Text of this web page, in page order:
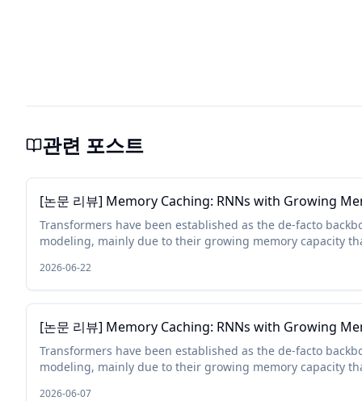
관련 포스트
[논문 리뷰] Memory Caching: RNNs with Growing
Transformers have been established as the de-facto
modeling, mainly due to their growing memory capacity
2026-06-22
[논문 리뷰] Memory Caching: RNNs with Growing
Transformers have been established as the de-facto
modeling, mainly due to their growing memory capacity
2026-06-07